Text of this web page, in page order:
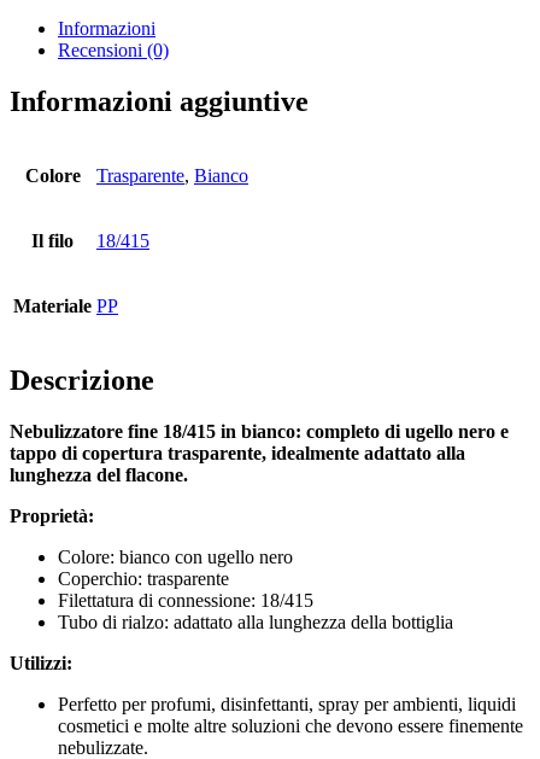
Lattine(73)
Nebulizzatore fine
Bottiglie
Bottiglie di riempimento a caldo
Contenitore
Cosmetici(292)
Cibo(483)
Informazioni
Recensioni (0)
Informazioni aggiuntive
Colore Trasparente, Bianco
Il filo 18/415
Materiale PP
Descrizione
Nebulizzatore fine 18/415 in bianco: completo di ugello nero e
tappo di copertura trasparente, idealmente adattato alla
lunghezza del flacone.
Proprietà:
Colore: bianco con ugello nero
Coperchio: trasparente
Filettatura di connessione: 18/415
Tubo di rialzo: adattato alla lunghezza della bottiglia
Utilizzi:
Perfetto per profumi, disinfettanti, spray per ambienti, liquidi
cosmetici e molte altre soluzioni che devono essere finemente
nebulizzate.